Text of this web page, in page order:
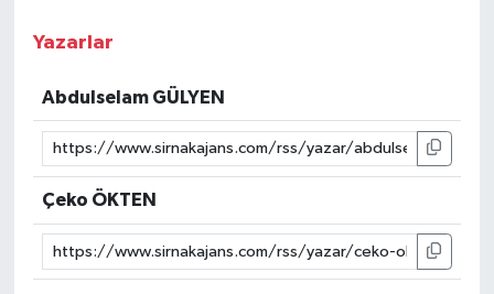
Yazarlar
Abdulselam GÜLYEN
Çeko ÖKTEN